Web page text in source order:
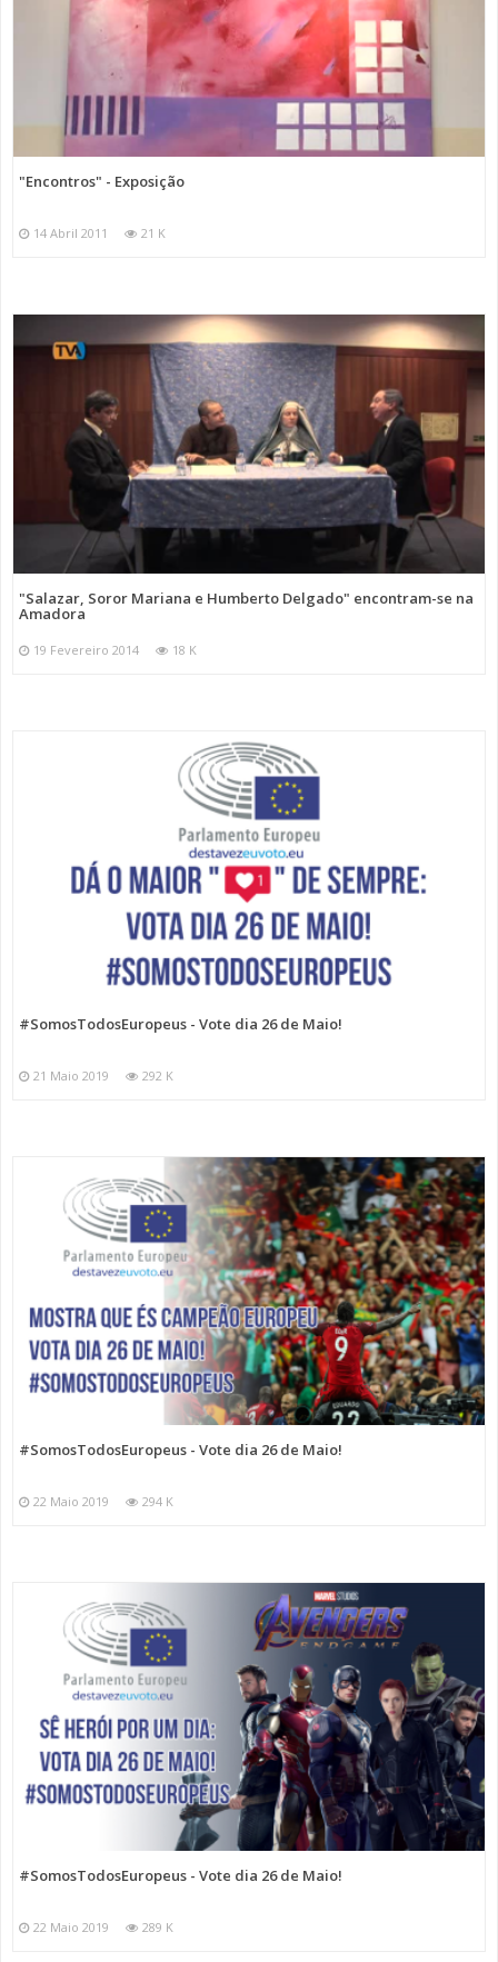
"Encontros" - Exposição
14 Abril 2011 21 K
"Salazar, Soror Mariana e Humberto Delgado" encontram-se na
Amadora
19 Fevereiro 2014 18 K
#SomosTodosEuropeus - Vote dia 26 de Maio!
21 Maio 2019 292 K
#SomosTodosEuropeus - Vote dia 26 de Maio!
22 Maio 2019 294 K
#SomosTodosEuropeus - Vote dia 26 de Maio!
22 Maio 2019 289 K